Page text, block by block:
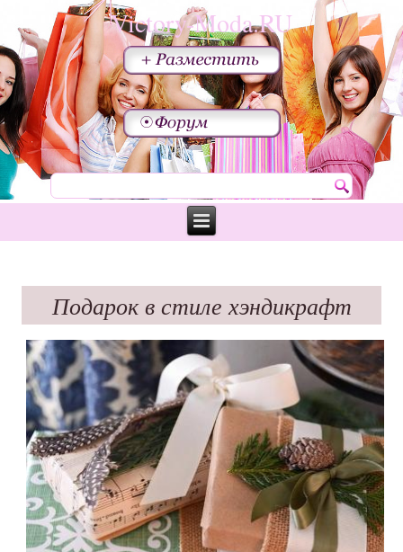
Victory-Moda.RU
Подарок в стиле хэндикрафт